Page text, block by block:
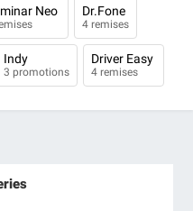
Neo Dr.Fone
4 remises
Indy
3 promotions
Driver Easy
4 remises